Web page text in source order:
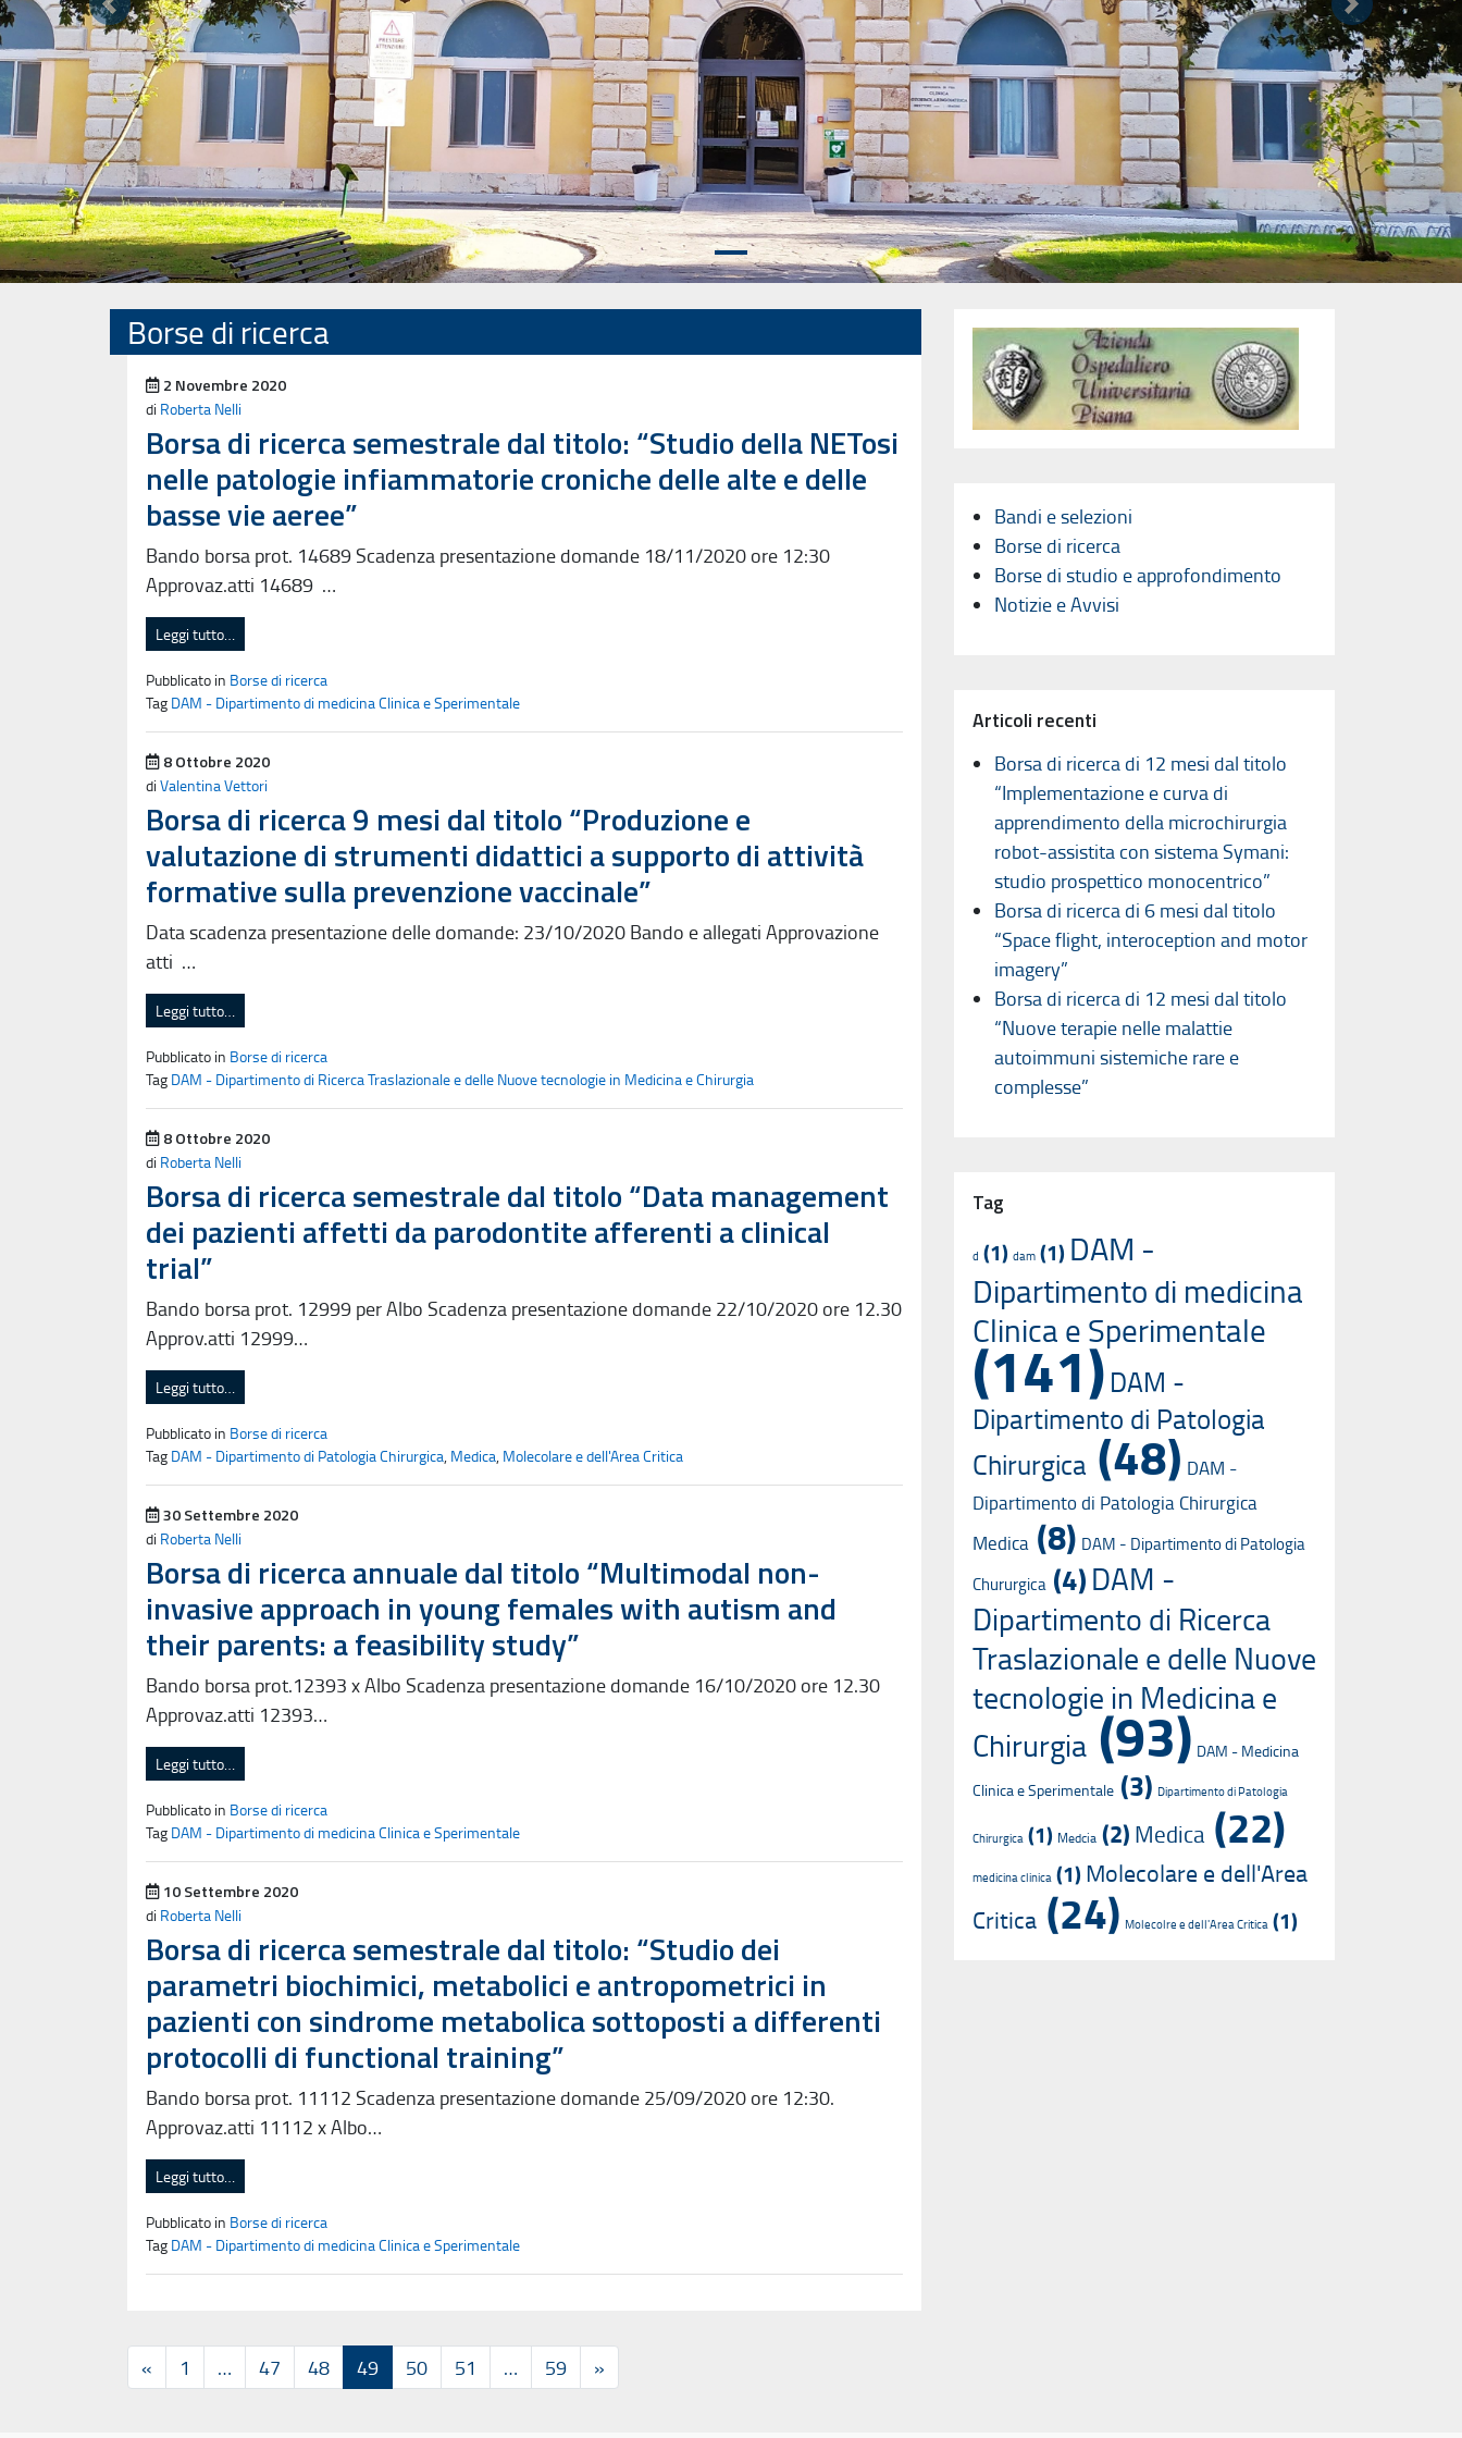
Precedente Successivo
Borse di ricerca
Pubblicato il
2 Novembre 2020
di Roberta Nelli
Borsa di ricerca semestrale dal titolo: “Studio della NETosi
nelle patologie infiammatorie croniche delle alte e delle
basse vie aeree”
Bando borsa prot. 14689 Scadenza presentazione domande 18/11/2020 ore 12:30
Approvaz.atti 14689 …
Leggi tutto…
Pubblicato in Borse di ricerca
Tag DAM - Dipartimento di medicina Clinica e Sperimentale
Pubblicato il
8 Ottobre 2020
di Valentina Vettori
Borsa di ricerca 9 mesi dal titolo “Produzione e
valutazione di strumenti didattici a supporto di attività
formative sulla prevenzione vaccinale”
Data scadenza presentazione delle domande: 23/10/2020 Bando e allegati Approvazione
atti …
Leggi tutto…
Pubblicato in Borse di ricerca
Tag DAM - Dipartimento di Ricerca Traslazionale e delle Nuove tecnologie in Medicina e Chirurgia
Pubblicato il
8 Ottobre 2020
di Roberta Nelli
Borsa di ricerca semestrale dal titolo “Data management
dei pazienti affetti da parodontite afferenti a clinical
trial”
Bando borsa prot. 12999 per Albo Scadenza presentazione domande 22/10/2020 ore 12.30
Approv.atti 12999…
Leggi tutto…
Pubblicato in Borse di ricerca
Tag DAM - Dipartimento di Patologia Chirurgica Medica Molecolare e dell'Area Critica
Pubblicato il
30 Settembre 2020
di Roberta Nelli
Borsa di ricerca annuale dal titolo “Multimodal non-
invasive approach in young females with autism and
their parents: a feasibility study”
Bando borsa prot.12393 x Albo Scadenza presentazione domande 16/10/2020 ore 12.30
Approvaz.atti 12393…
Leggi tutto…
Pubblicato in Borse di ricerca
Tag DAM - Dipartimento di medicina Clinica e Sperimentale
Pubblicato il
10 Settembre 2020
di Roberta Nelli
Borsa di ricerca semestrale dal titolo: “Studio dei
parametri biochimici, metabolici e antropometrici in
pazienti con sindrome metabolica sottoposti a differenti
protocolli di functional training”
Bando borsa prot. 11112 Scadenza presentazione domande 25/09/2020 ore 12:30.
Approvaz.atti 11112 x Albo…
Leggi tutto…
Pubblicato in Borse di ricerca
Tag DAM - Dipartimento di medicina Clinica e Sperimentale
« 1 … 47 48 49 50 51 … 59 »
Bandi e selezioni
Borse di ricerca
Borse di studio e approfondimento
Notizie e Avvisi
Articoli recenti
Borsa di ricerca di 12 mesi dal titolo
“Implementazione e curva di
apprendimento della microchirurgia
robot-assistita con sistema Symani:
studio prospettico monocentrico”
Borsa di ricerca di 6 mesi dal titolo
“Space flight, interoception and motor
imagery”
Borsa di ricerca di 12 mesi dal titolo
“Nuove terapie nelle malattie
autoimmuni sistemiche rare e
complesse”
Tag
d (1) dam (1) DAM -
Dipartimento di medicina
Clinica e Sperimentale
(141) DAM -
Dipartimento di Patologia
Chirurgica (48) DAM -
Dipartimento di Patologia Chirurgica
Medica (8) DAM - Dipartimento di Patologia
Chururgica (4)DAM -
Dipartimento di Ricerca
Traslazionale e delle Nuove
tecnologie in Medicina e
Chirurgia(93) DAM - Medicina
Clinica e Sperimentale (3) Dipartimento di Patologia
Chirurgica (1) Medcia (2) Medica (22)
medicina clinica (1)Molecolare e dell'Area
Critica (24) Molecolre e dell'Area Critica (1)